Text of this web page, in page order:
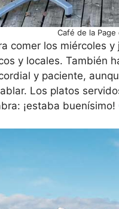
Café de la
comer los miércoles
y locales. También
y paciente,
Los platos
¡estaba buenísimo!